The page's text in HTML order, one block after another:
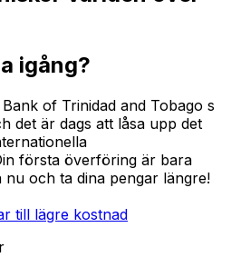
igång?
of Trinidad and Tobago s
det är dags att låsa upp det
första överföring är bara
och ta dina pengar längre!
till lägre kostnad